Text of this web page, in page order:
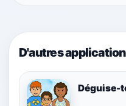
D'autres
Déguise-